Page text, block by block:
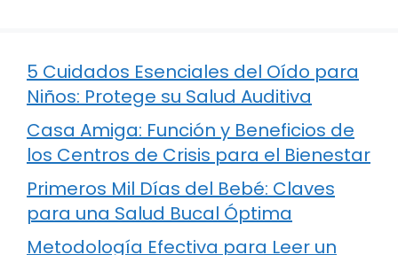
5 Cuidados Esenciales del Oído para
Niños: Protege su Salud Auditiva
Casa Amiga: Función y Beneficios de
los Centros de Crisis para el Bienestar
Primeros Mil Días del Bebé: Claves
para una Salud Bucal Óptima
Metodología Efectiva para Leer un